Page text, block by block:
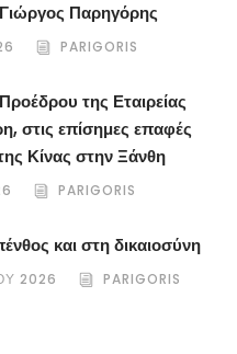
Παρηγόρης
PARIGORIS
της Εταιρείας
στις επίσημες επαφές
Κίνας στην Ξάνθη
PARIGORIS
και στη δικαιοσύνη
2026 PARIGORIS